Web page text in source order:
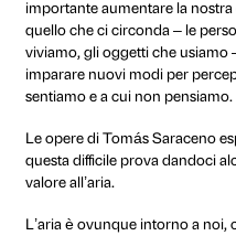
dal 22
al 01
In questo periodo di
importante aumentare